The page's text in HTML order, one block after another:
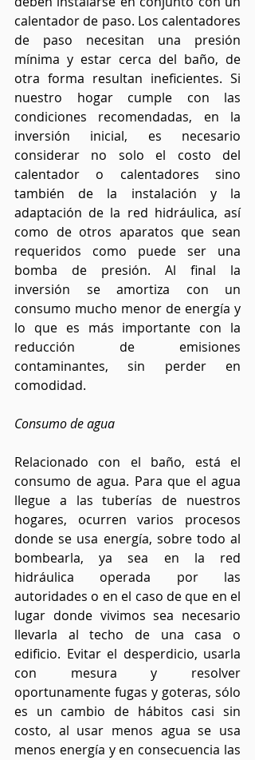
calentador de paso. Los calentadores
de paso necesitan una presión
mínima y estar cerca del baño, de
otra forma resultan ineficientes. Si
nuestro hogar cumple con las
condiciones recomendadas, en la
inversión inicial, es necesario
considerar no solo el costo del
calentador o calentadores sino
también de la instalación y la
adaptación de la red hidráulica, así
como de otros aparatos que sean
requeridos como puede ser una
bomba de presión. Al final la
inversión se amortiza con un
consumo mucho menor de energía y
lo que es más importante con la
reducción de emisiones
contaminantes, sin perder en
comodidad.
Consumo de agua
Relacionado con el baño, está el
consumo de agua. Para que el agua
llegue a las tuberías de nuestros
hogares, ocurren varios procesos
donde se usa energía, sobre todo al
bombearla, ya sea en la red
hidráulica operada por las
autoridades o en el caso de que en el
lugar donde vivimos sea necesario
llevarla al techo de una casa o
edificio. Evitar el desperdicio, usarla
con mesura y resolver
oportunamente fugas y goteras, sólo
es un cambio de hábitos casi sin
costo, al usar menos agua se usa
menos energía y en consecuencia las